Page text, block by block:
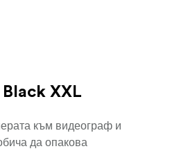
XXL
към видеограф и
да опакова